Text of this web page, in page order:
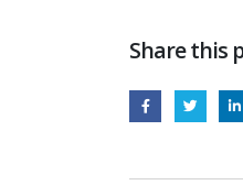
Share this